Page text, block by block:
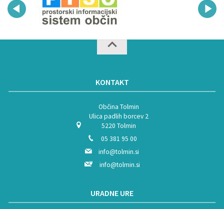
KONTAKT
Občina Tolmin
Ulica padlih borcev 2
5220 Tolmin
05 381 95 00
info@tolmin.si
info@tolmin.si
URADNE URE